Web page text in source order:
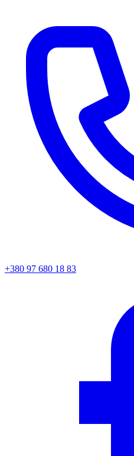
+380 97 680 18 83